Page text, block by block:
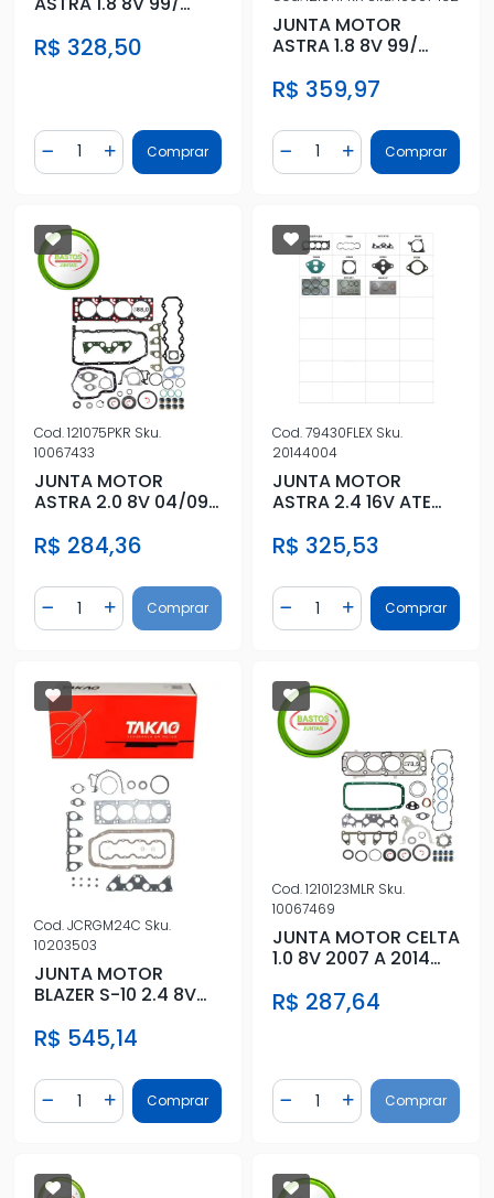
R$ 328,50
Diminuir Quantidade
Quantidade
Adicionar Quantidade
Comprar
JUNTA MOTOR
ASTRA 1.8 8V 99/
R$ 359,97
Diminuir Quantidade
Quantidade
AdicionarComprar
Cod.121075PKR Sku.
10067433
JUNTA MOTOR
ASTRA 2.0 8V 04/09
R$ 284,36
Diminuir Quantidade
Quantidade
Adicionar Quantidade
Comprar
Cod.79430FLEX Sku.
20144004
JUNTA MOTOR
ASTRA 2.4 16V ATE
CHAPA
R$ 325,53
Diminuir Quantidade
Quantidade
AdicionarComprar
Cod.JCRGM24C Sku.
10203503
JUNTA MOTOR
BLAZER S-10 2.4 8V
R$ 545,14
Diminuir Quantidade
Quantidade
Adicionar Quantidade
Comprar
Cod.1210123MLR Sku.
10067469
JUNTA MOTOR CELTA
1.0 8V 2007 A 2014
R$ 287,64
Diminuir Quantidade
Quantidade
AdicionarComprar